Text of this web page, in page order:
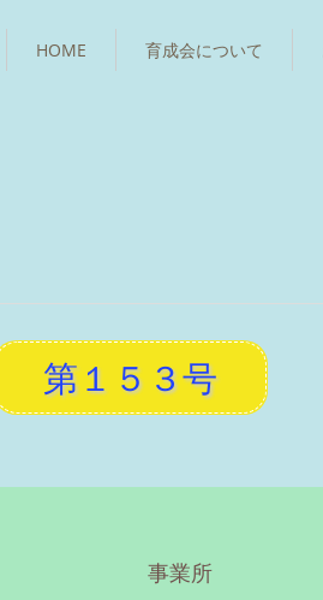
HOME 育成会について
第１５３号
事業所